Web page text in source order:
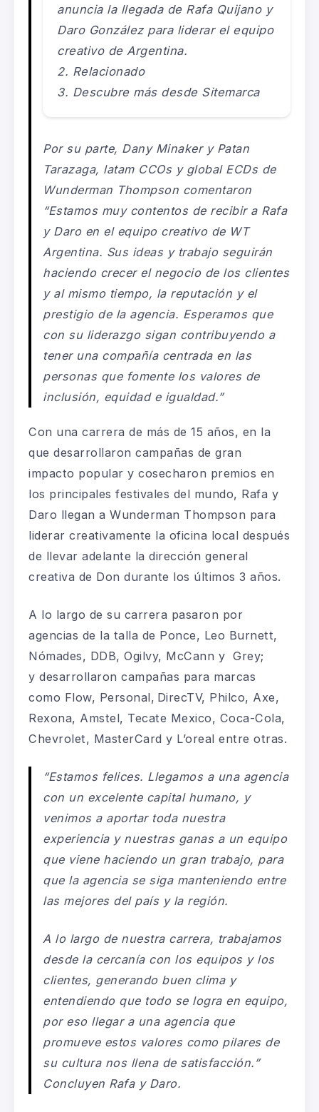
anuncia la llegada de Rafa Quijano y
Daro González para liderar el equipo
creativo de Argentina.
Relacionado
Descubre más desde Sitemarca
Por su parte, Dany Minaker y Patan
Tarazaga, latam CCOs y global ECDs de
Wunderman Thompson comentaron
“Estamos muy contentos de recibir a Rafa
y Daro en el equipo creativo de WT
Argentina. Sus ideas y trabajo seguirán
haciendo crecer el negocio de los clientes
y al mismo tiempo, la reputación y el
prestigio de la agencia. Esperamos que
con su liderazgo sigan contribuyendo a
tener una compañía centrada en las
personas que fomente los valores de
inclusión, equidad e igualdad.”
Con una carrera de más de 15 años, en la
que desarrollaron campañas de gran
impacto popular y cosecharon premios en
los principales festivales del mundo, Rafa y
Daro llegan a Wunderman Thompson para
liderar creativamente la oficina local después
de llevar adelante la dirección general
creativa de Don durante los últimos 3 años.
A lo largo de su carrera pasaron por
agencias de la talla de Ponce, Leo Burnett,
Nómades, DDB, Ogilvy, McCann y Grey;
y desarrollaron campañas para marcas
como Flow, Personal, DirecTV, Philco, Axe,
Rexona, Amstel, Tecate Mexico, Coca-Cola,
Chevrolet, MasterCard y L’oreal entre otras.
“Estamos felices. Llegamos a una agencia
con un excelente capital humano, y
venimos a aportar toda nuestra
experiencia y nuestras ganas a un equipo
que viene haciendo un gran trabajo, para
que la agencia se siga manteniendo entre
las mejores del país y la región.
A lo largo de nuestra carrera, trabajamos
desde la cercanía con los equipos y los
clientes, generando buen clima y
entendiendo que todo se logra en equipo,
por eso llegar a una agencia que
promueve estos valores como pilares de
su cultura nos llena de satisfacción.”
Concluyen Rafa y Daro.